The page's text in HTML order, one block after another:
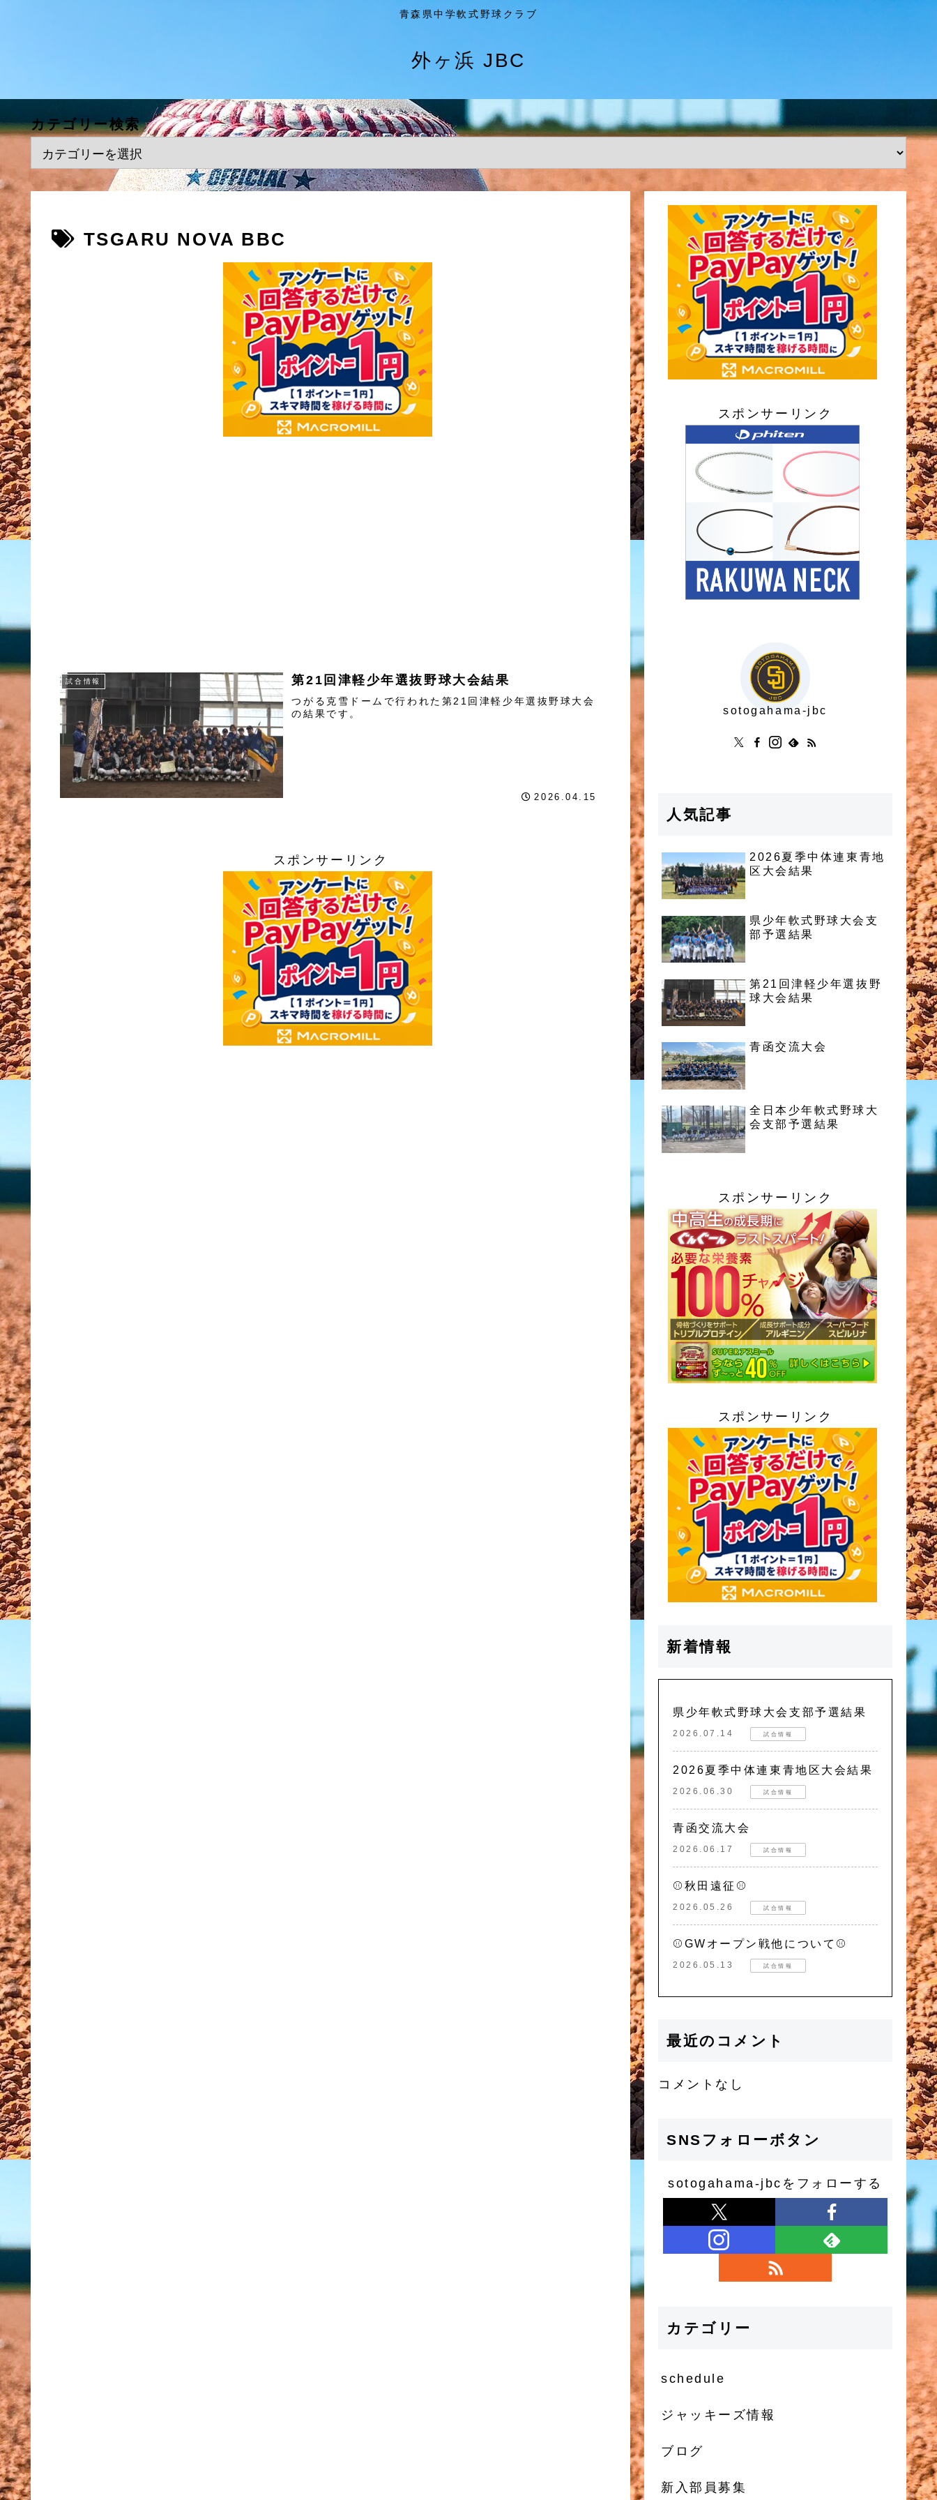
青森県中学軟式野球クラブ
外ヶ浜 JBC
カテゴリー検索
TSGARU NOVA BBC
試合情報 第21回津軽少年選抜野球大会結果
つがる克雪ドームで行われた第21回津軽少年選抜野球大会
の結果です。
2026.04.15
スポンサーリンク
スポンサーリンク
sotogahama-jbc
人気記事
2026夏季中体連東青地
区大会結果
県少年軟式野球大会支
部予選結果
第21回津軽少年選抜野
球大会結果
青函交流大会
全日本少年軟式野球大
会支部予選結果
スポンサーリンク
スポンサーリンク
新着情報
県少年軟式野球大会支部予選結果
2026.07.14 試合情報
2026夏季中体連東青地区大会結果
2026.06.30 試合情報
青函交流大会
2026.06.17 試合情報
⚾秋田遠征⚾
2026.05.26 試合情報
⚾GWオープン戦他について⚾
2026.05.13 試合情報
最近のコメント
コメントなし
SNSフォローボタン
sotogahama-jbcをフォローする
カテゴリー
schedule
ジャッキーズ情報
ブログ
新入部員募集